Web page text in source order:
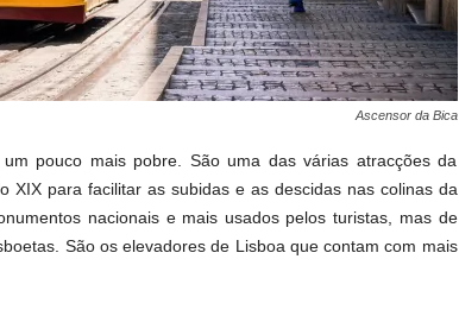
Ascensor da Bica
pouco mais pobre. São uma das várias atracções da
XIX para facilitar as subidas e as descidas nas colinas da
nacionais e mais usados pelos turistas, mas de
São os elevadores de Lisboa que contam com mais